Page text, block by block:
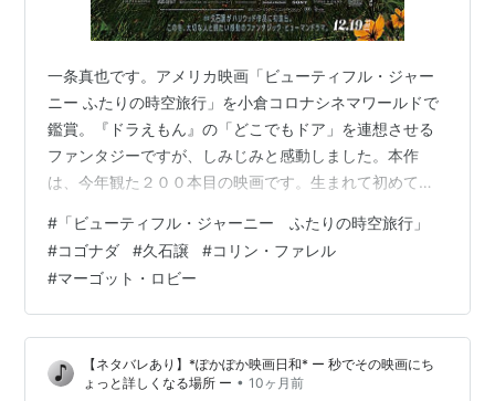
一条真也です。アメリカ映画「ビューティフル・ジャー
ニー ふたりの時空旅行」を小倉コロナシネマワールドで
鑑賞。『ドラえもん』の「どこでもドア」を連想させる
ファンタジーですが、しみじみと感動しました。本作
は、今年観た２００本目の映画です。生まれて初めて、
は、こう書かれています。「時空を超えて旅をする男女
を描くヒューマンドラマ。友人の結婚式で出会った男女
が、奇妙なドアを通って過去の世界へとタイムスリップ
する。『アフター・ヤン』などのコゴナダが監督を務
め、『君たちはどう生きるか』などに携わってきた久石
譲が音楽を担当する。『イニシェリン島の精霊』などの
# 「ビューティフル・ジャーニー ふたりの時空旅行」
#コゴナダ #久石譲 #コリン・ファレル
#マーゴット・ロビー
【ネタバレあり】*ぽかぽか映画日和* ー 秒でその映画にち
ょっと詳しくなる場所 ー • 10ヶ月前